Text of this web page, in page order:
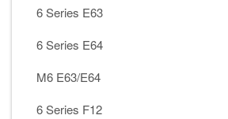
6 Series E63
6 Series E64
M6 E63/E64
6 Series F12